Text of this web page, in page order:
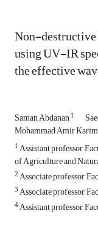
Non-destructive
using UV-IR
the effective
Saman Abdanan1
Mohammad Amir
1Assistant professor,
of Agriculture and
2Associate professor,
3Associate professor,
4Assistant professor,